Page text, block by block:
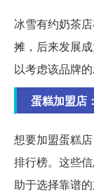
冰雪有约奶茶
摊，后来发展
以考虑该品牌的
蛋糕加盟店
想要加盟蛋糕
排行榜。这些
助于选择靠谱的